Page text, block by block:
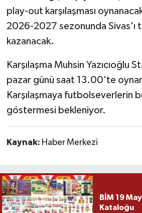
play-out karşılaşması
2026-2027 sezonunda Sivas'ı
kazanacak.
Karşılaşma Muhsin Yazıcıoğlu
pazar günü saat 13.00'te
Karşılaşmaya futbolseverlerin
göstermesi bekleniyor.
Kaynak: Haber Merkezi
BİM 19
Kataloğu